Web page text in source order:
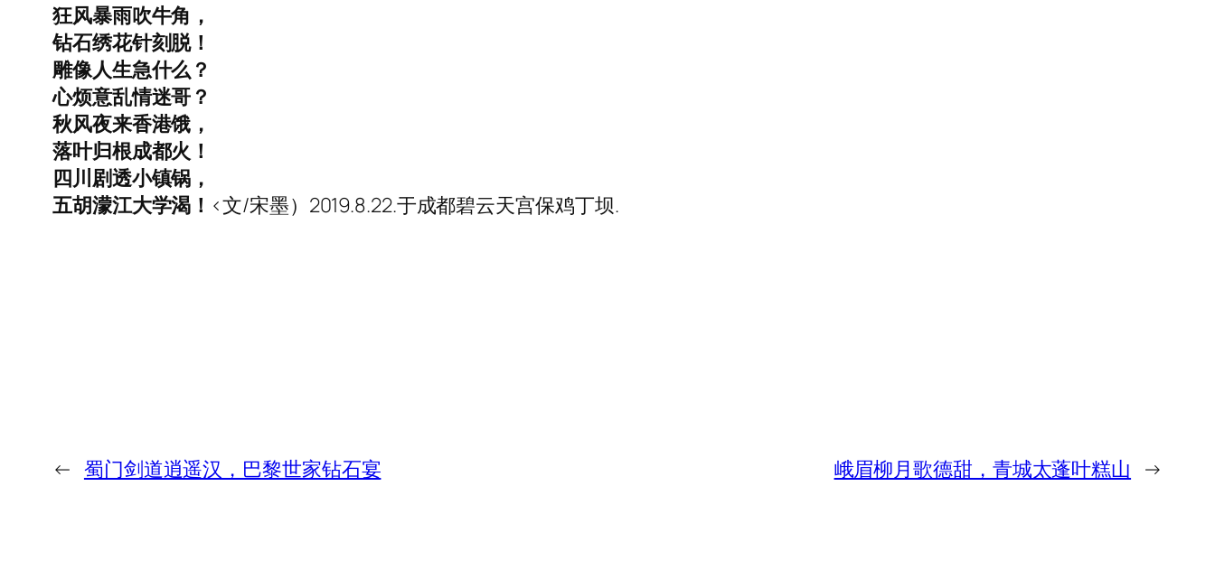
狂风暴雨吹牛角，
钻石绣花针刻脱！
雕像人生急什么？
心烦意乱情迷哥？
秋风夜来香港饿 ，
落叶归根成都火！
四川剧透小镇锅，
五胡濛江大学渴 ！ <文/宋墨）2019.8.22.于成都碧云天宫保鸡丁坝.
← 蜀门剑道逍遥汉，巴黎世家钻石宴 峨眉柳月歌德甜，青城太蓬叶糕山 →